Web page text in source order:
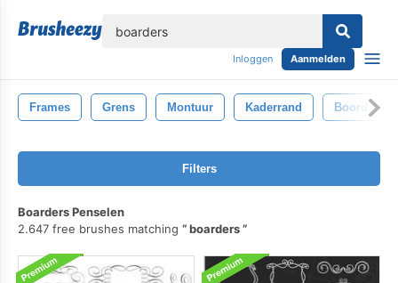
Inloggen Aanmelden
Frames Grens Montuur Kaderrand Boord
Filters
Boarders Penselen
2.647 free brushes matching
boarders